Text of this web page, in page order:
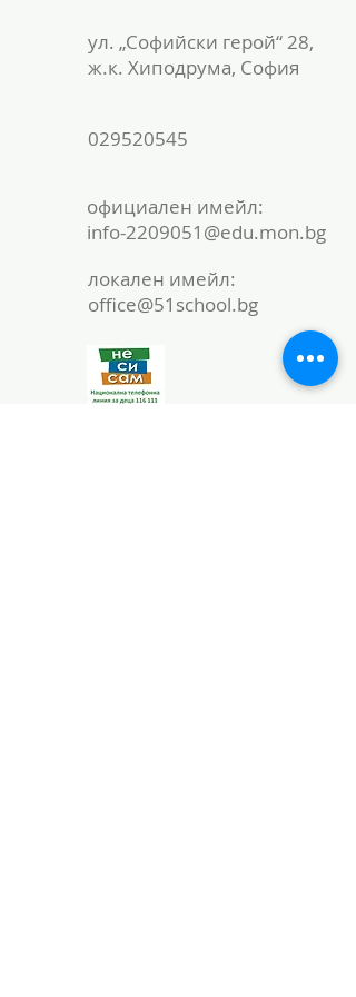
ул. „Софийски герой“ 28,
ж.к. Хиподрума, София
029520545
официален имейл:
info-2209051@edu.mon.bg
локален имейл:
office@51school.bg